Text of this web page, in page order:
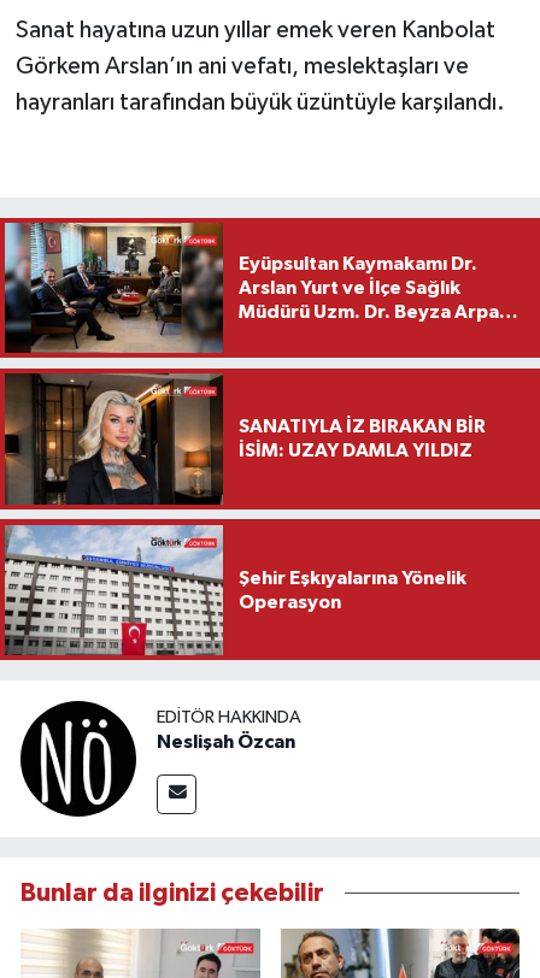
Sanat hayatına uzun yıllar emek veren Kanbolat
Görkem Arslan’ın ani vefatı, meslektaşları ve
hayranları tarafından büyük üzüntüyle karşılandı.
Eyüpsultan Kaymakamı Dr.
Arslan Yurt ve İlçe Sağlık
Müdürü Uzm. Dr. Beyza Arpacı
Ziyareti
SANATIYLA İZ BIRAKAN BİR
İSİM: UZAY DAMLA YILDIZ
Şehir Eşkıyalarına Yönelik
Operasyon
EDITÖR HAKKINDA
Neslişah Özcan
Bunlar da ilginizi çekebilir